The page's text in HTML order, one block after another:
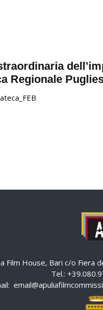
Regionale
Film House, Bari c/o Fiera
Tel.: